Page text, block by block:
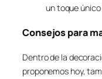
un toque único
Consejos para
Dentro de la
proponemos hoy,